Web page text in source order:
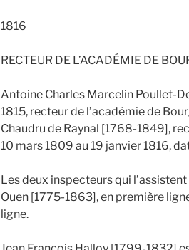
1816
RECTEUR DE L’ACADÉMIE DE
Antoine Charles Marcelin Poullet-
1815, recteur de l’académie de
Chaudru de Raynal [1768-1849],
10 mars 1809 au 19 janvier 1816,
Les deux inspecteurs qui
Ouen [1775-1863], en première
ligne.